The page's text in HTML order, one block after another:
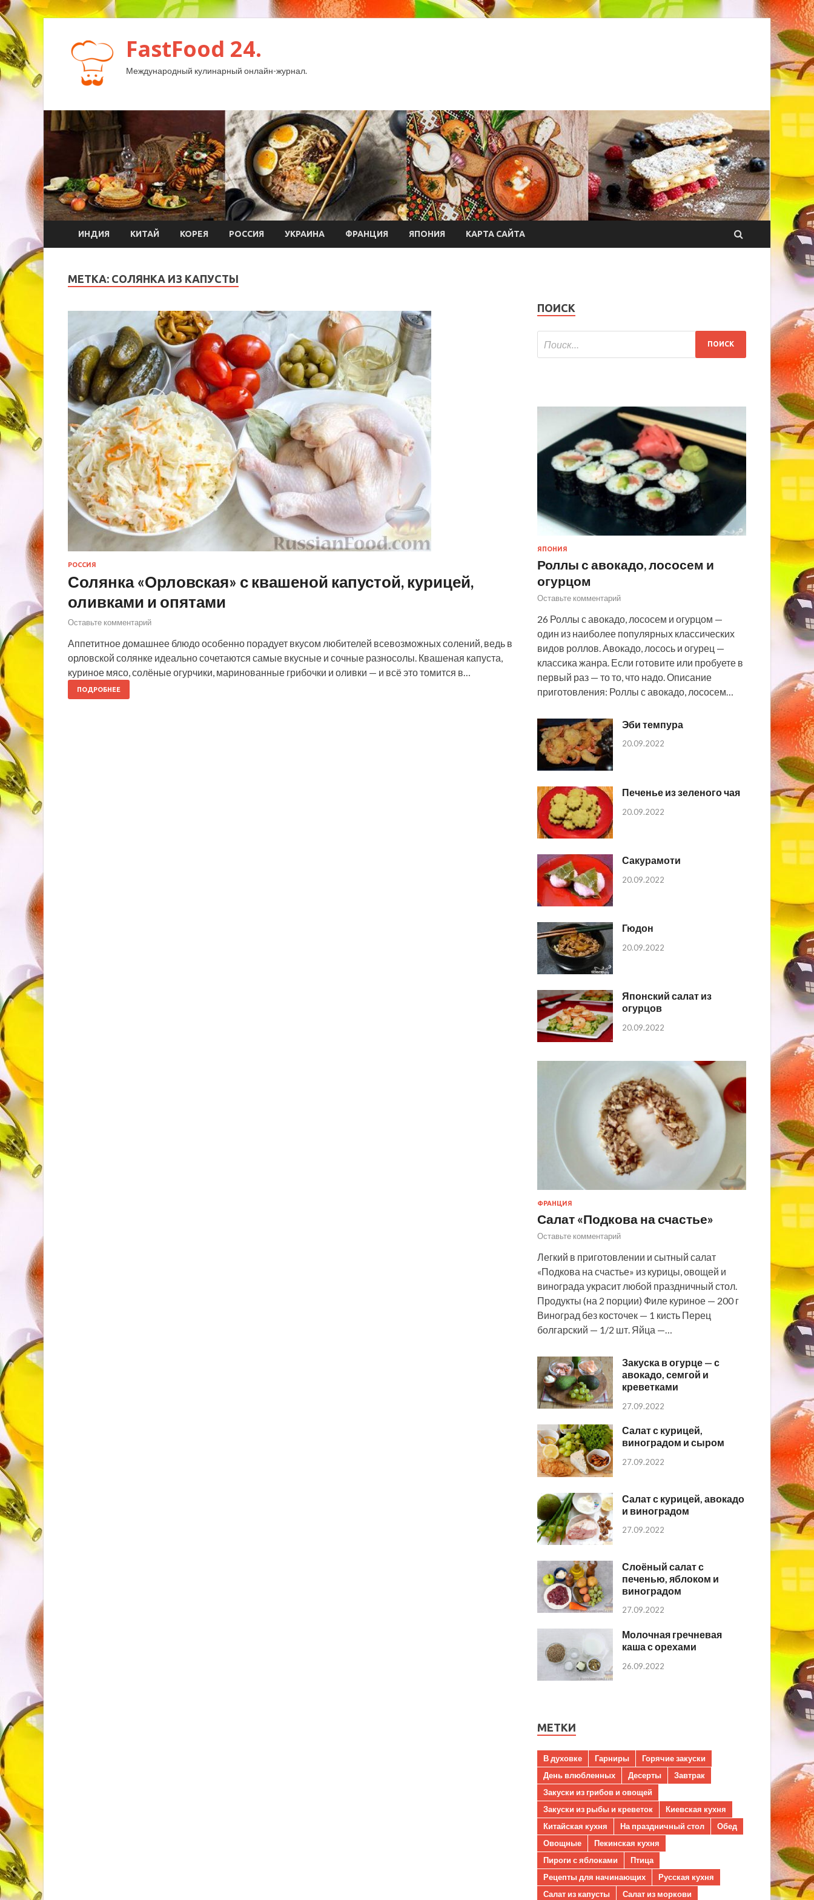
FastFood 24.
Международный кулинарный онлайн-журнал.
ИНДИЯ КИТАЙ КОРЕЯ РОССИЯ УКРАИНА ФРАНЦИЯ ЯПОНИЯ КАРТА САЙТА
МЕТКА: СОЛЯНКА ИЗ КАПУСТЫ
РОССИЯ
Солянка «Орловская» с квашеной капустой, курицей,
оливками и опятами
Оставьте комментарий
Аппетитное домашнее блюдо особенно порадует вкусом любителей всевозможных солений, ведь в
орловской солянке идеально сочетаются самые вкусные и сочные разносолы. Квашеная капуста,
куриное мясо, солёные огурчики, маринованные грибочки и оливки — и всё это томится в…
ПОДРОБНЕЕ
ПОИСК
ЯПОНИЯ
Роллы с авокадо, лососем и
огурцом
Оставьте комментарий
26 Роллы с авокадо, лососем и огурцом —
один из наиболее популярных классических
видов роллов. Авокадо, лосось и огурец —
классика жанра. Если готовите или пробуете в
первый раз — то то, что надо. Описание
приготовления: Роллы с авокадо, лососем…
Эби темпура
20.09.2022
Печенье из зеленого чая
20.09.2022
Сакурамоти
20.09.2022
Гюдон
20.09.2022
Японский салат из
огурцов
20.09.2022
ФРАНЦИЯ
Салат «Подкова на счастье»
Оставьте комментарий
Легкий в приготовлении и сытный салат
«Подкова на счастье» из курицы, овощей и
винограда украсит любой праздничный стол.
Продукты (на 2 порции) Филе куриное — 200 г
Виноград без косточек — 1 кисть Перец
болгарский — 1/2 шт. Яйца —…
Закуска в огурце — с
авокадо, семгой и
креветками
27.09.2022
Салат с курицей,
виноградом и сыром
27.09.2022
Салат с курицей, авокадо
и виноградом
27.09.2022
Слоёный салат с
печенью, яблоком и
виноградом
27.09.2022
Молочная гречневая
каша с орехами
26.09.2022
МЕТКИ
В духовке Гарниры
Горячие закуски
День влюбленных
Десерты
Завтрак
Закуски из грибов и овощей
Закуски из рыбы и креветок
Киевская кухня
Китайская кухня
На праздничный стол
Обед
Овощные
Пекинская кухня
Пироги с яблоками
Птица
Рецепты для начинающих
Русская кухня
Салат из капусты
Салат из моркови